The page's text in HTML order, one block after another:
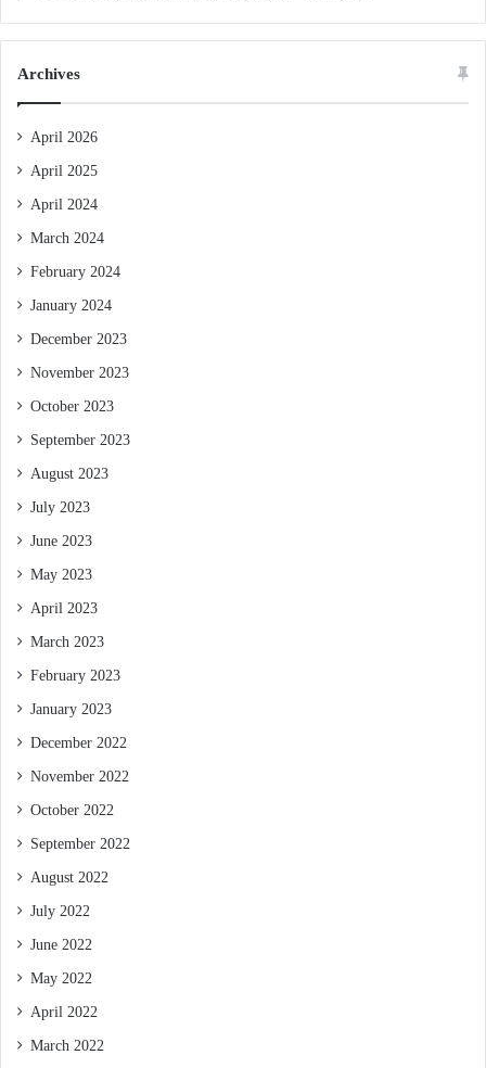
Archives
April 2026
April 2025
April 2024
March 2024
February 2024
January 2024
December 2023
November 2023
October 2023
September 2023
August 2023
July 2023
June 2023
May 2023
April 2023
March 2023
February 2023
January 2023
December 2022
November 2022
October 2022
September 2022
August 2022
July 2022
June 2022
May 2022
April 2022
March 2022